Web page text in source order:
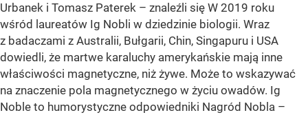
Urbanek i Tomasz Paterek – znaleźli się W 2019 roku
wśród laureatów Ig Nobli w dziedzinie biologii. Wraz
z badaczami z Australii, Bułgarii, Chin, Singapuru i USA
dowiedli, że martwe karaluchy amerykańskie mają inne
właściwości magnetyczne, niż żywe. Może to wskazywać
na znaczenie pola magnetycznego w życiu owadów. Ig
Noble to humorystyczne odpowiedniki Nagród Nobla –